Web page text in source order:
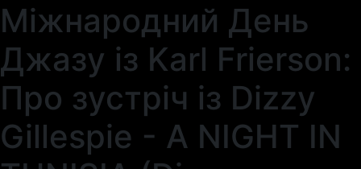
Міжнародний День
Джазу із Karl Frierson:
Про зустріч із Dizzy
Gillespie - A NIGHT IN